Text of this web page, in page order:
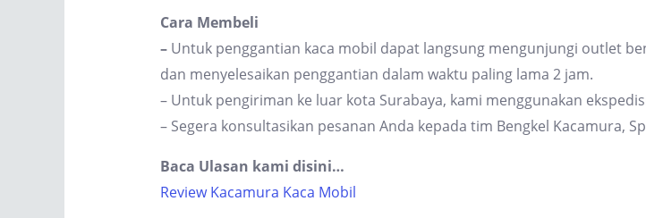
Cara Membeli
– Untuk penggantian kaca mobil dapat langsung mengunjungi outlet
dan menyelesaikan penggantian dalam waktu paling lama 2 jam.
– Untuk pengiriman ke luar kota Surabaya, kami menggunakan
– Segera konsultasikan pesanan Anda kepada tim Bengkel Kacamura,
Baca Ulasan kami disini…
Review Kacamura Kaca Mobil